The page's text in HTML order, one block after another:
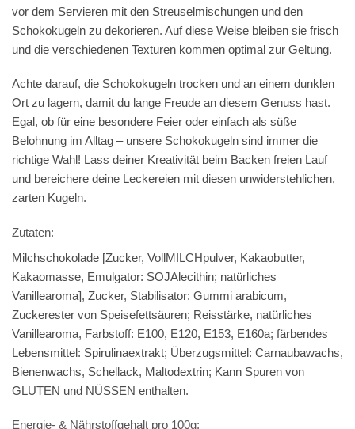
vor dem Servieren mit den Streuselmischungen und den
Schokokugeln zu dekorieren. Auf diese Weise bleiben sie frisch
und die verschiedenen Texturen kommen optimal zur Geltung.
Achte darauf, die Schokokugeln trocken und an einem dunklen
Ort zu lagern, damit du lange Freude an diesem Genuss hast.
Egal, ob für eine besondere Feier oder einfach als süße
Belohnung im Alltag – unsere Schokokugeln sind immer die
richtige Wahl! Lass deiner Kreativität beim Backen freien Lauf
und bereichere deine Leckereien mit diesen unwiderstehlichen,
zarten Kugeln.
Zutaten:
Milchschokolade [Zucker, VollMILCHpulver, Kakaobutter,
Kakaomasse, Emulgator: SOJAlecithin; natürliches
Vanillearoma], Zucker, Stabilisator: Gummi arabicum,
Zuckerester von Speisefettsäuren; Reisstärke, natürliches
Vanillearoma, Farbstoff: E100, E120, E153, E160a; färbendes
Lebensmittel: Spirulinaextrakt; Überzugsmittel: Carnaubawachs,
Bienenwachs, Schellack, Maltodextrin; Kann Spuren von
GLUTEN und NÜSSEN enthalten.
Energie- & Nährstoffgehalt pro 100g: